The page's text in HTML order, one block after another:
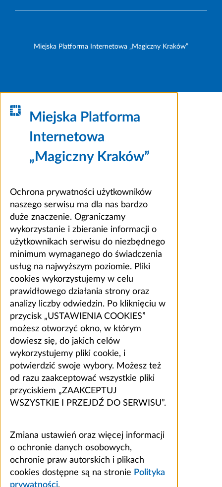
Miejska Platforma Internetowa „Magiczny Kraków”
Miejska Platforma
Internetowa
„Magiczny Kraków”
Ochrona prywatności użytkowników
naszego serwisu ma dla nas bardzo
duże znaczenie. Ograniczamy
wykorzystanie i zbieranie informacji o
użytkownikach serwisu do niezbędnego
minimum wymaganego do świadczenia
usług na najwyższym poziomie. Pliki
cookies wykorzystujemy w celu
prawidłowego działania strony oraz
analizy liczby odwiedzin. Po kliknięciu w
przycisk „USTAWIENIA COOKIES”
możesz otworzyć okno, w którym
dowiesz się, do jakich celów
wykorzystujemy pliki cookie, i
potwierdzić swoje wybory. Możesz też
od razu zaakceptować wszystkie pliki
przyciskiem „ZAAKCEPTUJ
WSZYSTKIE I PRZEJDŹ DO SERWISU”.
Zmiana ustawień oraz więcej informacji
o ochronie danych osobowych,
ochronie praw autorskich i plikach
cookies dostępne są na stronie Polityka
prywatności.